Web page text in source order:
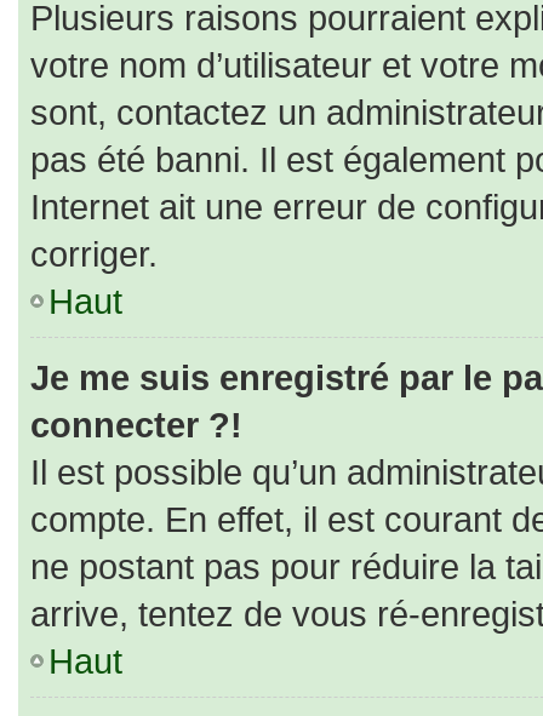
Plusieurs raisons pourraient
votre nom d’utilisateur et votre
sont, contactez un
pas été banni. Il est également
Internet ait une erreur de
corriger.
Haut
Je me suis enregistré par le
connecter ?!
Il est possible qu’un
compte. En effet, il est courant
ne postant pas pour réduire la
arrive, tentez de vous ré-
Haut